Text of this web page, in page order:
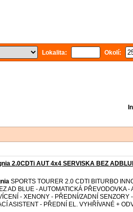
Lokalita: Okolí:
2.0CDTi AUT 4x4 SERVISKA BEZ
SPORTS TOURER 2.0 CDTI BITURBO
AD BLUE - AUTOMATICKÁ PŘEVODOVKA -
- XENONY - PŘEDNÍ/ZADNÍ SENZORY
ASISTENT - PŘEDNÍ EL. VYHŘÍVANÉ +